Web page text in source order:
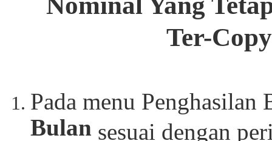
Ter-
Pada menu Penghasilan
Bulan sesuai dengan